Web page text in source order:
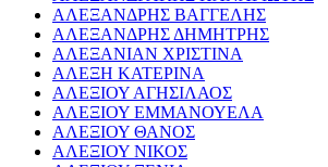
ΑΛΕΞΑΝΔΡΗΣ ΒΑΓΓΕΛΗΣ
ΑΛΕΞΑΝΔΡΗΣ ΔΗΜΗΤΡΗΣ
ΑΛΕΞΑΝΙΑΝ ΧΡΙΣΤΙΝΑ
ΑΛΕΞΗ ΚΑΤΕΡΙΝΑ
ΑΛΕΞΙΟΥ ΑΓΗΣΙΛΑΟΣ
ΑΛΕΞΙΟΥ ΕΜΜΑΝΟΥΕΛΑ
ΑΛΕΞΙΟΥ ΘΑΝΟΣ
ΑΛΕΞΙΟΥ ΝΙΚΟΣ